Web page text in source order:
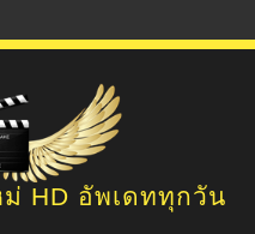
HD อัพเดททุกวัน